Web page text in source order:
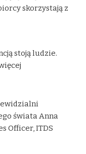
skorzystają z
stoją ludzie.
świata Anna
Officer, ITDS